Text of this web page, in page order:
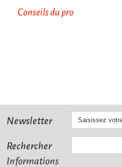
Conseils du pro
Newsletter
Rechercher
Informations